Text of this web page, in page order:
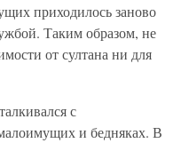
приходилось заново
Таким образом, не
от султана ни для
с
и бедняках. В